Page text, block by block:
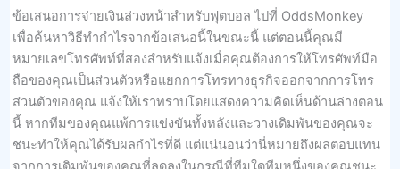
ข้อเสนอการจ่ายเงินล่วงหน้าสำหรับฟุตบอล ไปที่ OddsMonkey
เพื่อค้นหาวิธีทำกำไรจากข้อเสนอนี้ในขณะนี้ แต่ตอนนี้คุณมี
หมายเลขโทรศัพท์ที่สองสำหรับแจ้งเมื่อคุณต้องการให้โทรศัพท์มือ
ถือของคุณเป็นส่วนตัวหรือแยกการโทรทางธุรกิจออกจากการโทร
ส่วนตัวของคุณ แจ้งให้เราทราบโดยแสดงความคิดเห็นด้านล่างตอน
นี้ หากทีมของคุณแพ้การแข่งขันทั้งหลังและวางเดิมพันของคุณจะ
ชนะทำให้คุณได้รับผลกำไรที่ดี แต่แน่นอนว่านี่หมายถึงผลตอบแทน